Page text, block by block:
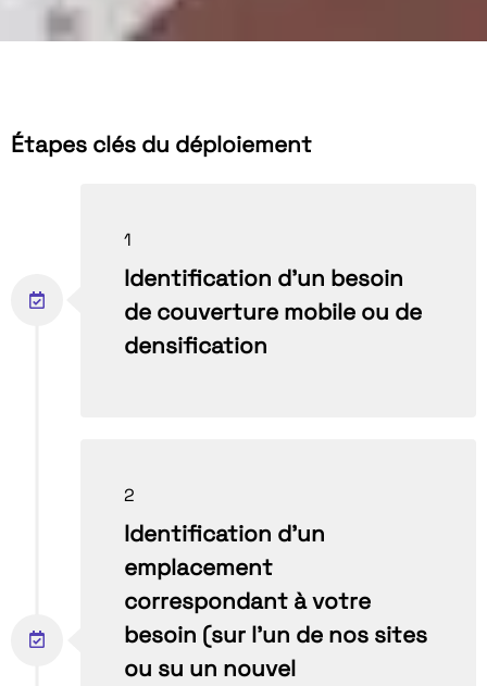
Étapes clés du déploiement
1
Identification d’un besoin
de couverture mobile ou de
densification
2
Identification d’un
emplacement
correspondant à votre
besoin (sur l’un de nos sites
ou su un nouvel